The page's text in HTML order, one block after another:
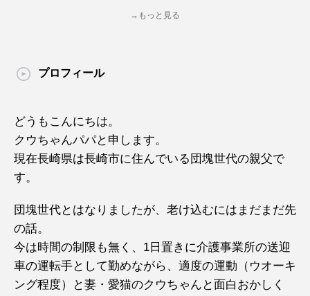
→もっと見る
プロフィール
どうもこんにちは。
クウちゃんパパと申します。
現在長崎県は長崎市に住んでいる団塊世代の親父で
す。
団塊世代とはなりましたが、老け込むにはまだまだ先
の話。
今は時間の制限も無く、1日置きに介護事業所の送迎
車の運転手として勤めながら、適度の運動（ウオーキ
ング程度）と妻・愛猫のクウちゃんと面白おかしく